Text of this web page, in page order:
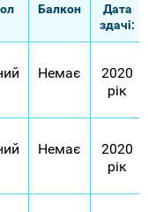
Балкон
Дата
здачі:
Немає
2020
рік
Немає
2020
рік